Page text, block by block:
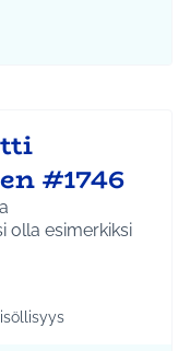
#1746
olla esimerkiksi
Tuusula
mukaan: Hyvinvointi ja